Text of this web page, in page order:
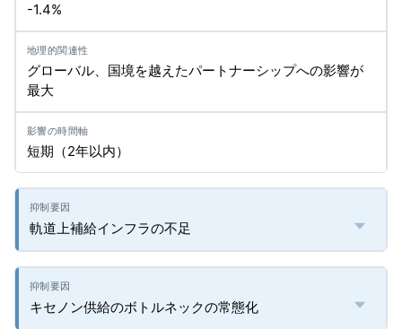
-1.4%
グローバル、国境を越えたパートナーシップへの影響が
最大
短期（2年以内）
軌道上補給インフラの不足
キセノン供給のボトルネックの常態化